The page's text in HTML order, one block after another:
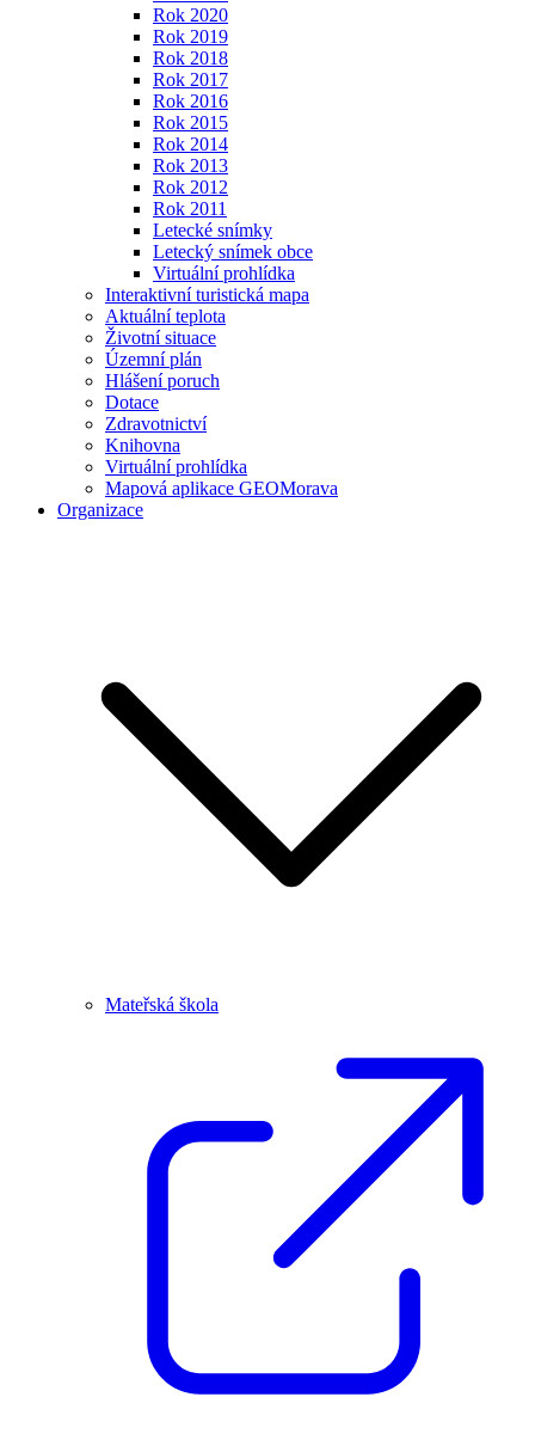
Rok 2020
Rok 2019
Rok 2018
Rok 2017
Rok 2016
Rok 2015
Rok 2014
Rok 2013
Rok 2012
Rok 2011
Letecké snímky
Letecký snímek obce
Virtuální prohlídka
Interaktivní turistická mapa
Aktuální teplota
Životní situace
Územní plán
Hlášení poruch
Dotace
Zdravotnictví
Knihovna
Virtuální prohlídka
Mapová aplikace GEOMorava
Organizace
Mateřská škola